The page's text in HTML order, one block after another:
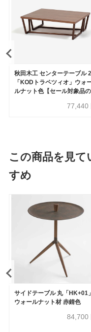
秋田木工 センターテーブル
「KODトラペツィオ」ウォ
ルナット色【セール対象品
77,440
この商品を見
すめ
サイドテーブル 丸「HK+01」
ウォールナット材 赤錆色
84,700